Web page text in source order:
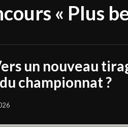
« Plus
un nouveau
championnat ?